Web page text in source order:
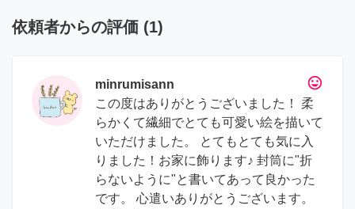
依頼者からの評価 (1)
tag_faces
minrumisann
この度はありがとうございました！ 柔
らかくて繊細でとても可愛い絵を描いて
いただけました。 とてもとても気に入
りました！お家に飾ります♪ 封筒に"折
らないように"と書いてあって良かった
です。 心遣いありがとうございます。